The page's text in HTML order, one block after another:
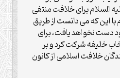
السلام برای خلافت منتفی
با این که می دانست از طریق
دست نخواهد یافت، برای
خلیفه شرکت کرد و بر
خلافت اسلامی از کانون